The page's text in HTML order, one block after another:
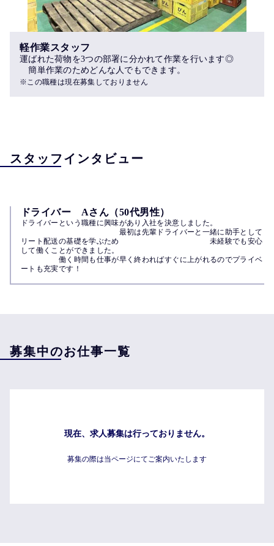
軽作業スタッフ
運ばれた荷物を3つの部署に分かれて作業を行います◎
簡単作業のためどんな人でもできます。
※この職種は現在募集しておりません
スタッフインタビュー
ドライバー Aさん（50代男性）
ドライバーという職種に興味があり入社を決意しました。
最初は先輩ドライバーと一緒に助手として
リート配送の基礎を学ぶため　　　　　　　　　　　　未経験でも安心
して働くことができました。
働く時間も仕事が早く終わればすぐに上がれるのでプライベ
ートも充実です！
募集中のお仕事一覧
現在、求人募集は行っておりません。
募集の際は当ページにてご案内いたします